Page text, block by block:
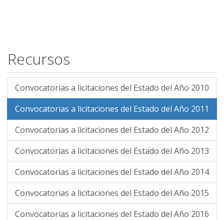
Recursos
Convocatorias a licitaciones del Estado del Año 2010
Convocatorias a licitaciones del Estado del Año 2011
Convocatorias a licitaciones del Estado del Año 2012
Convocatorias a licitaciones del Estado del Año 2013
Convocatorias a licitaciones del Estado del Año 2014
Convocatorias a licitaciones del Estado del Año 2015
Convocatorias a licitaciones del Estado del Año 2016